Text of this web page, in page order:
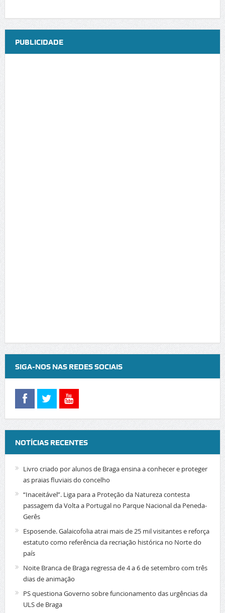
PUBLICIDADE
SIGA-NOS NAS REDES SOCIAIS
NOTÍCIAS RECENTES
Livro criado por alunos de Braga ensina a conhecer e proteger
as praias fluviais do concelho
“Inaceitável”. Liga para a Proteção da Natureza contesta
passagem da Volta a Portugal no Parque Nacional da Peneda-
Gerês
Esposende. Galaicofolia atrai mais de 25 mil visitantes e reforça
estatuto como referência da recriação histórica no Norte do
país
Noite Branca de Braga regressa de 4 a 6 de setembro com três
dias de animação
PS questiona Governo sobre funcionamento das urgências da
ULS de Braga